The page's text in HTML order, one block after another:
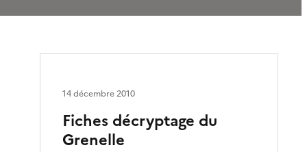
Fiches décryptage du
Grenelle
14 décembre 2010